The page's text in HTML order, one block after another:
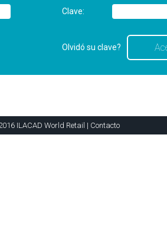
Clave:
Olvidó su clave?
ILACAD World Retail | Contacto